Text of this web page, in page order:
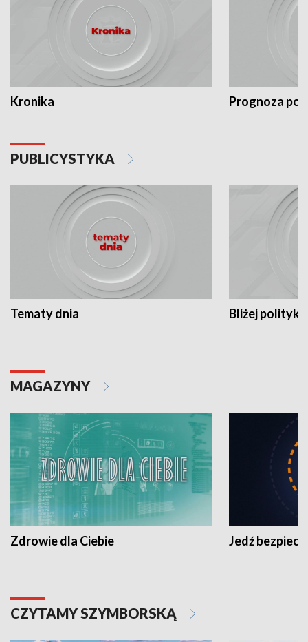
Kronika Prognoza
PUBLICYSTYKA
Tematy dnia Bliżej polityki
MAGAZYNY
Zdrowie dla Ciebie Jedź
CZYTAMY SZYMBORSKĄ